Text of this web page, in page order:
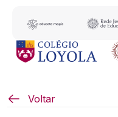
Voltar